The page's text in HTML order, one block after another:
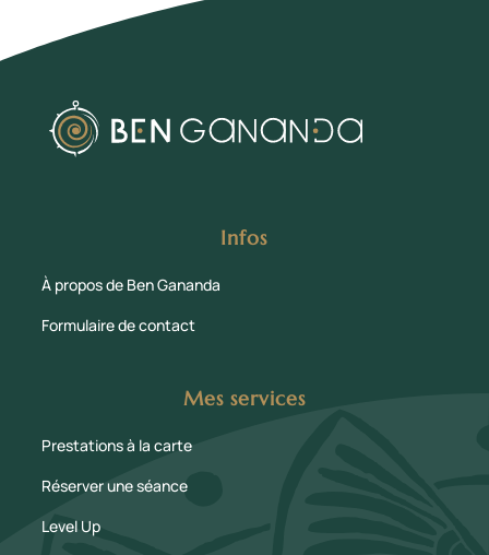
Infos
À propos de Ben Gananda
Formulaire de contact
Mes services
Prestations à la carte
Réserver une séance
Level Up